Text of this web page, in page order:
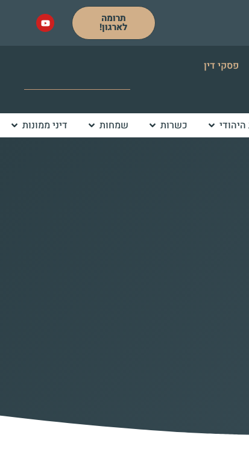
תרומה
לארגון!
פסקי דין
כשרות שמחות דיני ממונות